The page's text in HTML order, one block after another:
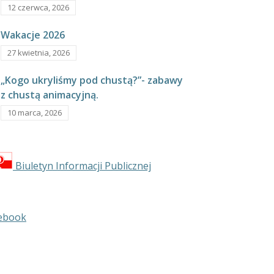
12 czerwca, 2026
Wakacje 2026
27 kwietnia, 2026
„Kogo ukryliśmy pod chustą?”- zabawy
z chustą animacyjną.
10 marca, 2026
Biuletyn Informacji Publicznej